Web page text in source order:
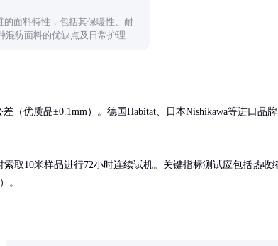
面料特性，包括其保暖性、耐
混纺面料的优缺点及日常护理要
（优质品±0.1mm）。德国Habitat、日本Nishikawa等进口品牌
取10米样品进行72小时连续试机。关键指标测试应包括热收
。